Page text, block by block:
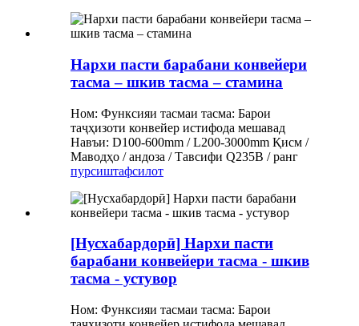
Нархи пасти барабани конвейери
тасма – шкив тасма – стамина
Ном: Функсияи тасмаи тасма: Барои
таҷҳизоти конвейер истифода мешавад
Навъи: D100-600mm / L200-3000mm Қисм /
Маводҳо / андоза / Тавсифи Q235B / ранг
пурсиштафсилот
[Нусхабардорӣ] Нархи пасти
барабани конвейери тасма - шкив
тасма - устувор
Ном: Функсияи тасмаи тасма: Барои